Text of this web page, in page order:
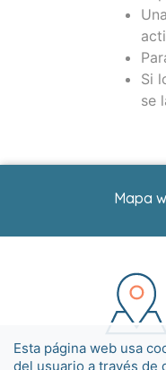
Si
se
Mapa
Esta página web usa
del usuario a través de